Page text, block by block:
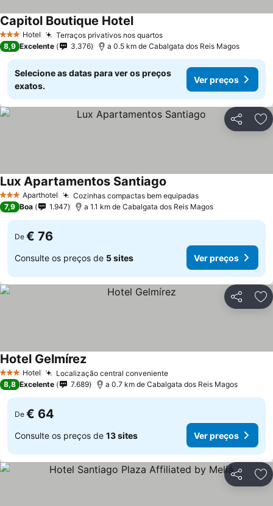
3 EstrelasHotel Terraços privativos nos quartos
Capitol Boutique Hotel
8,9 Excelente 3.376 a 0.5 km de Cabalgata dos Reis Magos
Selecione as datas para ver os preços
exatos.
Ver preços
Partilhar
3 EstrelasAparthotel Cozinhas compactas bem equipadas
Lux Apartamentos Santiago
7,9 Boa 1.947 a 1.1 km de Cabalgata dos Reis Magos
De € 76
Consulte os preços de 5 sites Ver preços
Partilhar
3 EstrelasHotel Localização central conveniente
Hotel Gelmírez
8,8 Excelente 7.689 a 0.7 km de Cabalgata dos Reis Magos
De € 64
Consulte os preços de 13 sites Ver preços
Partilhar